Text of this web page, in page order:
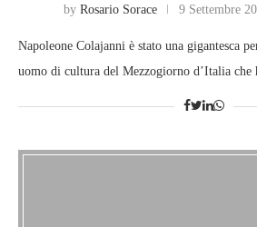
by Rosario Sorace 9 Settembre
Napoleone Colajanni è stato una gigantesca
uomo di cultura del Mezzogiorno d’Italia